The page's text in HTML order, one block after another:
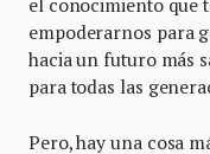
empoderarnos para
hacia un futuro más
para todas las
Pero, hay una cosa